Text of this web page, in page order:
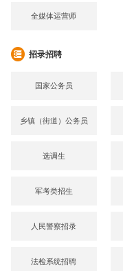
全媒体运营师
招录招聘
国家公务员
乡镇（街道）公务员
选调生
军考类招生
人民警察招录
法检系统招聘